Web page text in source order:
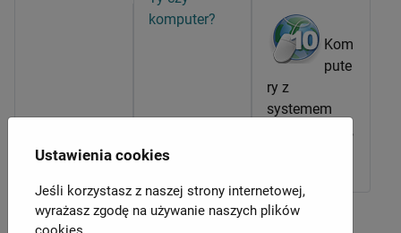
komputer?
Kom
pute
ry z
systemem
WIndows 7, 8,
Ustawienia cookies
Jeśli korzystasz z naszej strony internetowej,
wyrażasz zgodę na używanie naszych plików